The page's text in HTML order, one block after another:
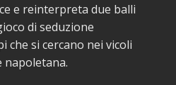
e reinterpreta due balli
di seduzione
che si cercano nei vicoli
napoletana.